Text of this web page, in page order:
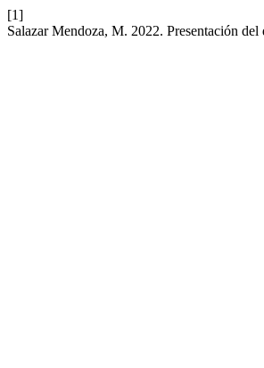
[1]
Salazar Mendoza, M. 2022. Presentación del